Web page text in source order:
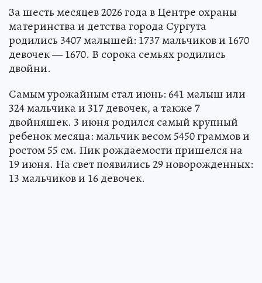
За шесть месяцев 2026 года в Центре охраны
материнства и детства города Сургута
родились 3407 малышей: 1737 мальчиков и 1670
девочек — 1670. В сорока семьях родились
двойни.
Самым урожайным стал июнь: 641 малыш или
324 мальчика и 317 девочек, а также 7
двойняшек. 3 июня родился самый крупный
ребенок месяца: мальчик весом 5450 граммов и
ростом 55 см. Пик рождаемости пришелся на
19 июня. На свет появились 29 новорожденных:
13 мальчиков и 16 девочек.